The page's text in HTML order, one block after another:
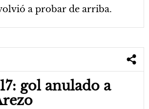
a probar de arriba.
gol anulado a